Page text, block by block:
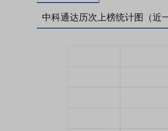
中科通达历次上榜统计图（近